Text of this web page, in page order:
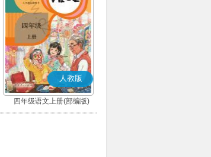
人教版
四年级语文上册(部编版)